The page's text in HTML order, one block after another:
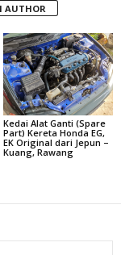
AUTHOR
Kedai Alat Ganti (Spare
Part) Kereta Honda EG,
EK Original dari Jepun –
Kuang, Rawang